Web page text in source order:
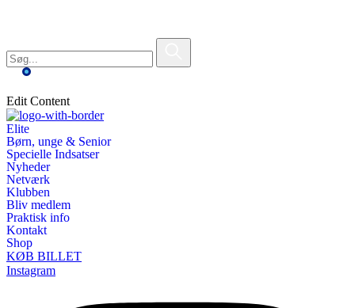
Edit Content
Elite
Børn, unge & Senior
Specielle Indsatser
Nyheder
Netværk
Klubben
Bliv medlem
Praktisk info
Kontakt
Shop
KØB BILLET
Instagram